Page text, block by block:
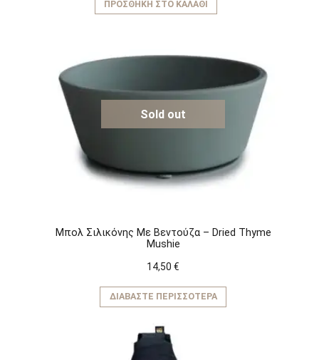
ΠΡΟΣΘΉΚΗ ΣΤΟ ΚΑΛΆΘΙ
Sold out
Μπολ Σιλικόνης Με Βεντούζα – Dried Thyme
Mushie
14,50 €
ΔΙΑΒΆΣΤΕ ΠΕΡΙΣΣΌΤΕΡΑ